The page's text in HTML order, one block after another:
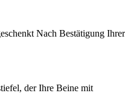
Nach Bestätigung Ihrer
der Ihre Beine mit